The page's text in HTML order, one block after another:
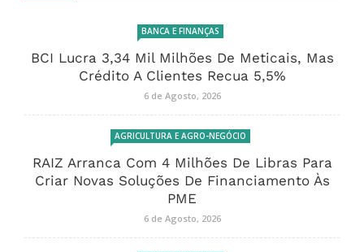
BANCA E FINANÇAS
BCI Lucra 3,34 Mil Milhões De Meticais, Mas
Crédito A Clientes Recua 5,5%
6 de Agosto, 2026
AGRICULTURA E AGRO-NEGÓCIO
RAIZ Arranca Com 4 Milhões De Libras Para
Criar Novas Soluções De Financiamento Às
PME
6 de Agosto, 2026